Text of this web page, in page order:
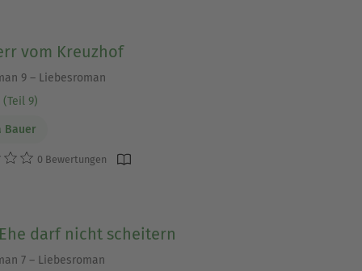
vom Kreuzhof
9 – Liebesroman
9)
Bauer
0 Bewertungen
darf nicht scheitern
7 – Liebesroman